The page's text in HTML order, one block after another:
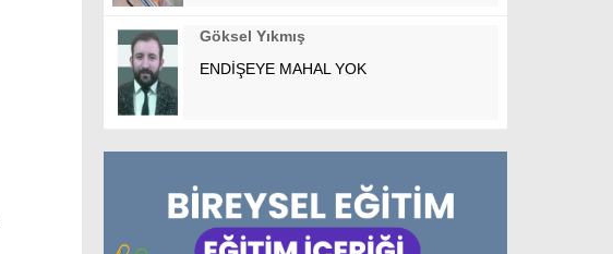
Göksel Yıkmış
ENDİŞEYE MAHAL YOK